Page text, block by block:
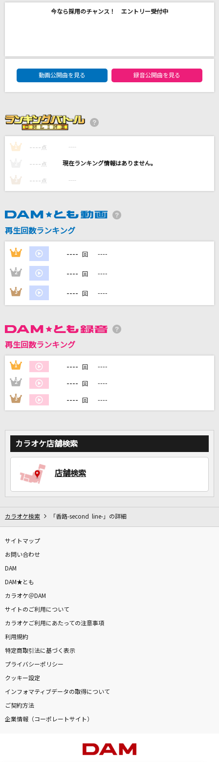
藤原泰衡(鳥海浩輔)
マツケンサンバⅡ
Mr.Children
[生音]プライド革命
CHiCO with HoneyWorks
カメレオン
L'Arc-en-Ciel
カラオケ最新情報をチェック！
今なら採用のチャンス！ エントリー受付中
DAM★ともボーカルエントリーランキング
動画公開曲を見る
録音公開曲を見る
1 ---- 点 ----
---- 点 ----
3 ---- 点 ----
再生回数ランキング
1 ---- 回 ----
2 ---- 回 ----
3 ---- 回 ----
再生回数ランキング
1 ---- 回 ----
2 ---- 回 ----
3 ---- 回 ----
カラオケ店舗検索
店舗検索
カラオケ検索 「香路-second line-」の詳細
サイトマップ
お問い合わせ
DAM
DAM★とも
カラオケ＠DAM
サイトのご利用について
カラオケご利用にあたっての注意事項
利用規約
特定商取引法に基づく表示
プライバシーポリシー
クッキー設定
インフォマティブデータの取得について
ご契約方法
企業情報（コーポレートサイト）